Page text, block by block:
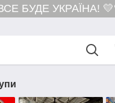
БУДЕ УКРАЇНА!